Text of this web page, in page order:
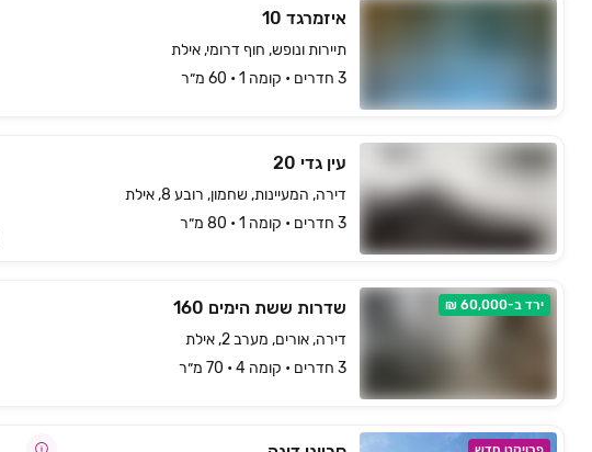
איזמרגד 10
תיירות ונופש, חוף דרומי, אילת
3 חדרים • קומה ‎1‏ • 60 מ״ר
עין גדי 20
דירה, המעיינות, שחמון, רובע 8, אילת
3 חדרים • קומה ‎1‏ • 80 מ״ר
ירד ב-60,000 ₪ שדרות ששת הימים 160
דירה, אורים, מערב 2, אילת
3 חדרים • קומה ‎4‏ • 70 מ״ר